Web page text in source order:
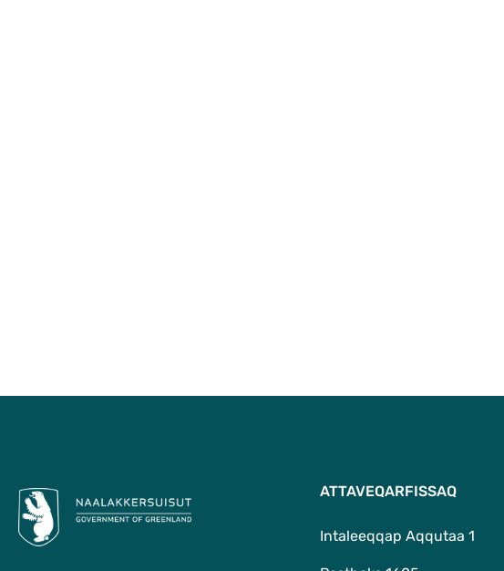
ATTAVEQARFISSAQ
Intaleeqqap Aqqutaa 1